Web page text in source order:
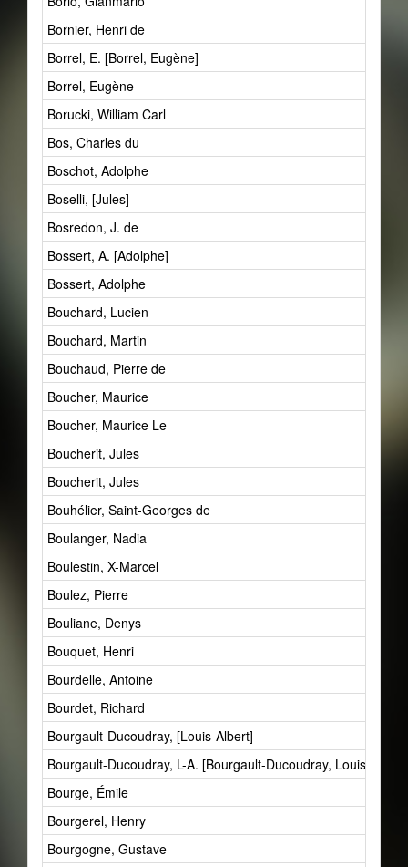
Bornier, Henri de
Borrel, E. [Borrel, Eugène]
Borrel, Eugène
Borucki, William Carl
Bos, Charles du
Boschot, Adolphe
Boselli, [Jules]
Bosredon, J. de
Bossert, A. [Adolphe]
Bossert, Adolphe
Bouchard, Lucien
Bouchard, Martin
Bouchaud, Pierre de
Boucher, Maurice
Boucher, Maurice Le
Boucherit, Jules
Boucherit, Jules
Bouhélier, Saint-Georges de
Boulanger, Nadia
Boulestin, X-Marcel
Boulez, Pierre
Bouliane, Denys
Bouquet, Henri
Bourdelle, Antoine
Bourdet, Richard
Bourgault-Ducoudray, [Louis-Albert]
Bourgault-Ducoudray, L-A. [Bourgault-Ducoudray, Louis-Albert]
Bourge, Émile
Bourgerel, Henry
Bourgogne, Gustave